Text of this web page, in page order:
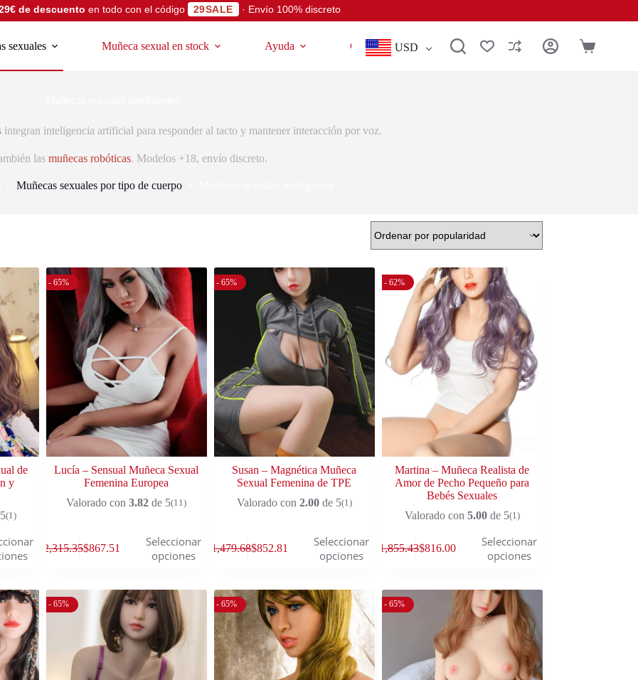
de descuento en todo con el código 29SALE · Envío 100% discreto
sexuales Muñeca sexual en stock Ayuda Conectar USD
integran inteligencia artificial para responder al tacto y mantener interacción por voz.
las muñecas robóticas. Modelos +18, envío discreto.
Muñecas sexuales por tipo de cuerpo
de
y
(1)
- 65%
Lucía – Sensual Muñeca Sexual
Femenina Europea
Valorado con3.82 de 5(11)
2,315.35$867.51
Seleccionar
opciones
- 65%
Susan – Magnética Muñeca
Sexual Femenina de TPE
Valorado con 2.00de 5(1)
1,479.68$852.81
Seleccionar
opciones
- 62%
Martina – Muñeca Realista de
Amor de Pecho Pequeño para
Bebés Sexuales
Valorado con 5.00de 5(1)
1,855.43$816.00
Seleccionar
opciones
- 65% - 65% - 65%